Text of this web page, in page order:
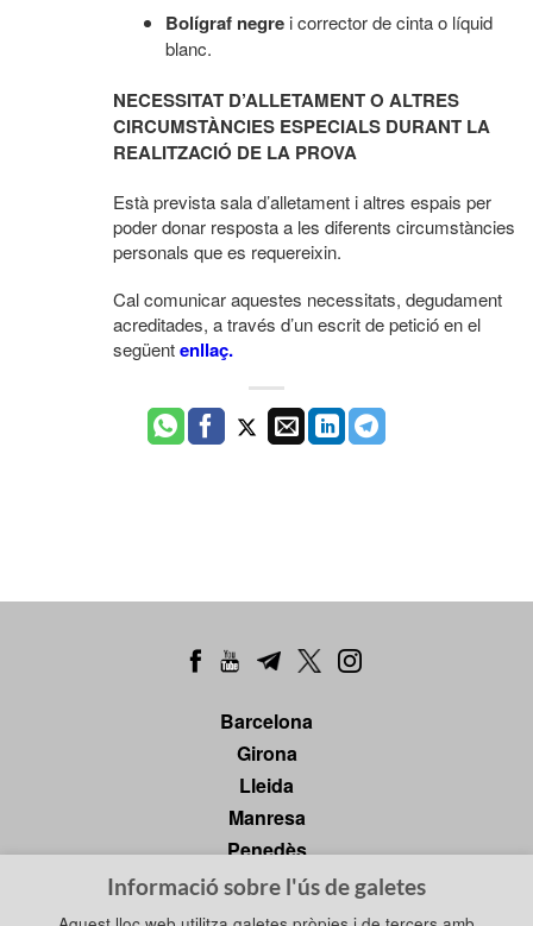
Bolígraf negre i corrector de cinta o líquid
blanc.
NECESSITAT D’ALLETAMENT O ALTRES
CIRCUMSTÀNCIES ESPECIALS DURANT LA
REALITZACIÓ DE LA PROVA
Està prevista sala d’alletament i altres espais per
poder donar resposta a les diferents circumstàncies
personals que es requereixin.
Cal comunicar aquestes necessitats, degudament
acreditades, a través d’un escrit de petició en el
següentenllaç.
Barcelona
Girona
Lleida
Manresa
Penedès
Tarragona
Tortosa
Informació sobre l'ús de galetes